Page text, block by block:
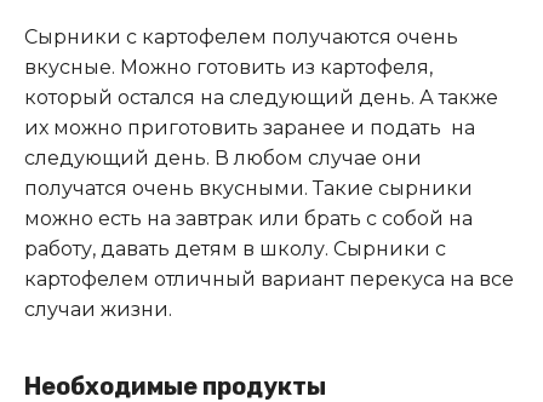
Сырники с картофелем получаются очень
вкусные. Можно готовить из картофеля,
который остался на следующий день. А также
их можно приготовить заранее и подать на
следующий день. В любом случае они
получатся очень вкусными. Такие сырники
можно есть на завтрак или брать с собой на
работу, давать детям в школу. Сырники с
картофелем отличный вариант перекуса на все
случаи жизни.
Необходимые продукты